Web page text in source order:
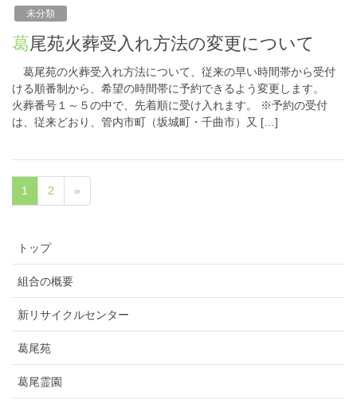
未分類
葛尾苑火葬受入れ方法の変更について
葛尾苑の火葬受入れ方法について、従来の早い時間帯から受付
ける順番制から、希望の時間帯に予約できるよう変更します。
火葬番号１～５の中で、先着順に受け入れます。 ※予約の受付
は、従来どおり、管内市町（坂城町・千曲市）又 […]
1 2 »
トップ
組合の概要
新リサイクルセンター
葛尾苑
葛尾霊園